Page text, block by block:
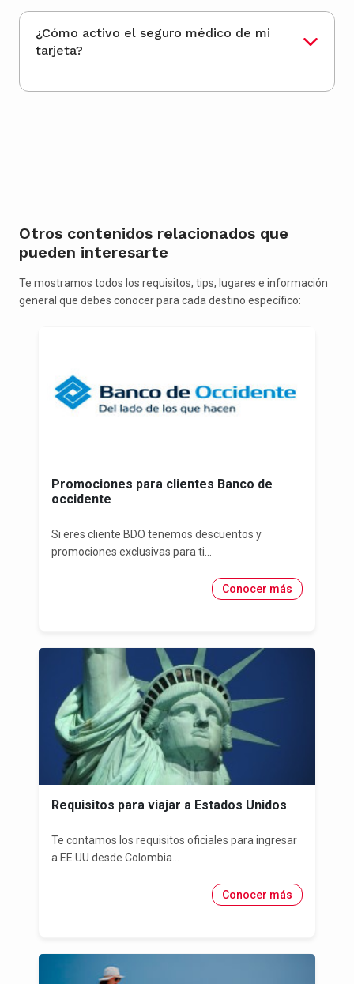
¿Cómo activo el seguro médico de mi
tarjeta?
Otros contenidos relacionados que
pueden interesarte
Te mostramos todos los requisitos, tips, lugares e información
general que debes conocer para cada destino específico:
Promociones para clientes Banco de
occidente
Si eres cliente BDO tenemos descuentos y
promociones exclusivas para ti...
Conocer más
Requisitos para viajar a Estados Unidos
Te contamos los requisitos oficiales para ingresar
a EE.UU desde Colombia...
Conocer más